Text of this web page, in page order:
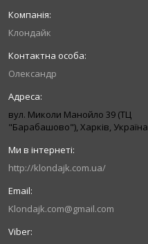
Клондайк
Олександр
вул. Миколи Манойло 39 (ТЦ
"Барабашово"), Харків, Україна
http://klondajk.com.ua/
Klondajk.com@gmail.com